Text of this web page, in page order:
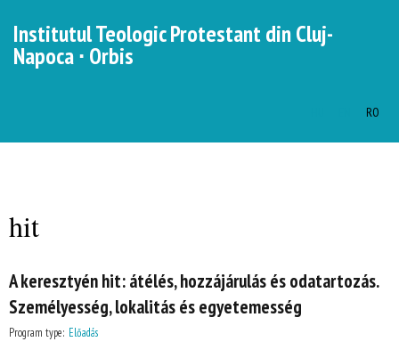
main
Institutul Teologic Protestant din Cluj-
Napoca ∙ Orbis
RO
You are here
hit
A keresztyén hit: átélés, hozzájárulás és odatartozás.
Személyesség, lokalitás és egyetemesség
Program type: Előadás